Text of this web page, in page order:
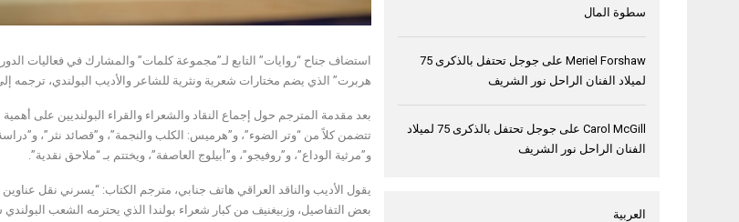
هربرت” الذي يضم مختارات شعرية ونثرية للشاعر والأديب البولندي، ترجمه
بعد مقدمة المترجم حول إجماع النقاد والشعراء والقراء البولنديين على
تتضمن كلاً من “وتر الضوء”، و”هرميس: الكلب والنجمة”، و”قصائد نثر”،
و”مرثية الوداع”، و”روفيجو”، و”أبيلوج العاصفة”، ويختتم بـ “ملاحق نقدية”.
يقول الأديب والناقد العراقي هاتف جنابي، مترجم الكتاب: “يسرني نقل
بعض التفاصيل، وزبيغنيف من كبار شعراء بولندا الذي يحترمه الشعب
سطوة المال
Meriel Forshaw على
جوجل تحتفل بالذكرى 75
لميلاد الفنان الراحل نور الشريف
Carol McGill على
جوجل تحتفل بالذكرى 75 لميلاد
الفنان الراحل نور الشريف
العربية